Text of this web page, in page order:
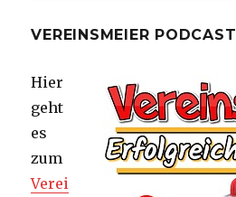
VEREINSMEIER PODCAST
Hier
geht
es
zum
Verei